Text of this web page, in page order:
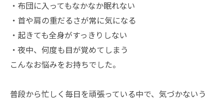
・布団に入ってもなかなか眠れない
・首や肩の重だるさが常に気になる
・起きても全身がすっきりしない
・夜中、何度も目が覚めてしまう
こんなお悩みをお持ちでした。
普段から忙しく毎日を頑張っている中で、気づかないう